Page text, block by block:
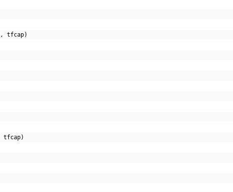
, tfcap)
tfcap)